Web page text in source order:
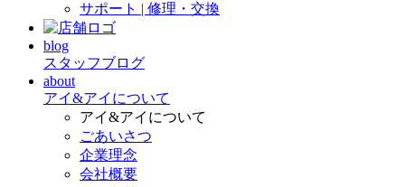
サポート | 修理・交換
blog
スタッフブログ
about
アイ&アイについて
アイ&アイについて
ごあいさつ
企業理念
会社概要